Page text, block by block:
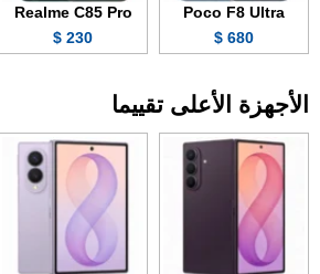
Poco F8 Ultra
680 $
Realme C85 Pro
230 $
الأجهزة الأعلى تقييما